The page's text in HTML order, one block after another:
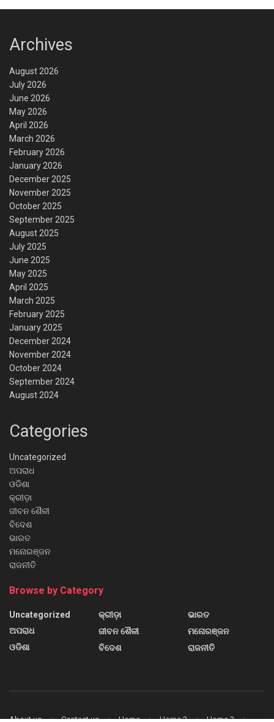
Archives
August 2026
July 2026
June 2026
May 2026
April 2026
March 2026
February 2026
January 2026
December 2025
November 2025
October 2025
September 2025
August 2025
July 2025
June 2025
May 2025
April 2025
March 2025
February 2025
January 2025
December 2024
November 2024
October 2024
September 2024
August 2024
Categories
Uncategorized
ଅପରାଧ
ଓଡିଶା
କ୍ରୀଡ଼ା
ଜୀବନ ଶୈଳୀ
ବିଦେଶ
ଭାରତ
ମନୋରଞ୍ଜନ
ରାଜନୀତି
Browse by Category
Uncategorized
ଅପରାଧ
ଓଡିଶା
କ୍ରୀଡ଼ା
ଜୀବନ ଶୈଳୀ
ବିଦେଶ
ଭାରତ
ମନୋରଞ୍ଜନ
ରାଜନୀତି
About us Contact us Home Home 2 Home 3